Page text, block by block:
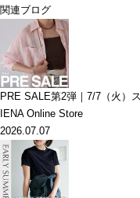
関連ブログ
PRE SALE第2弾｜7/7（火）
IENA Online Store
2026.07.07